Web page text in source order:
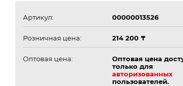
Артикул: 00000013526
Розничная цена: 214 200 ₸
Оптовая цена:
Оптовая цена
только для
авторизованных
пользователей.